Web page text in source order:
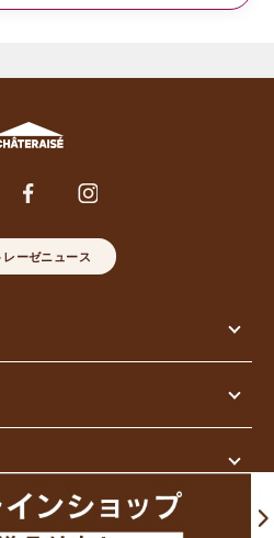
レーゼニュース
All Rights Reserved.